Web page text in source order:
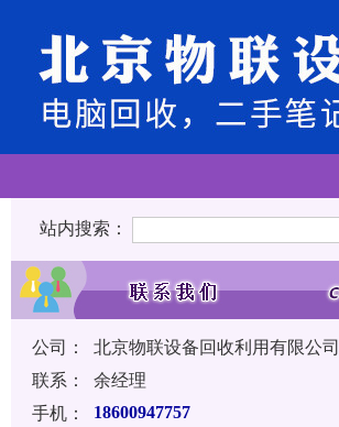
站内搜索：
公司：
北京物联设备回收利用有限公司
联系：
余经理
手机：
18600947757